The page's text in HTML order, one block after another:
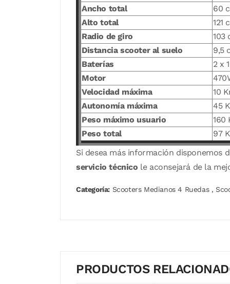
Ancho total
60
Alto total
121
Radio de giro
103
Distancia scooter al suelo
9,5
Baterías
2 x
Motor
Velocidad máxima
10
Autonomía máxima
45
Peso máximo usuario
160
Peso total
97
Si desea más información disponemos
servicio técnico le aconsejará de la
Categoría: Scooters Medianos 4 Ruedas,
PRODUCTOS